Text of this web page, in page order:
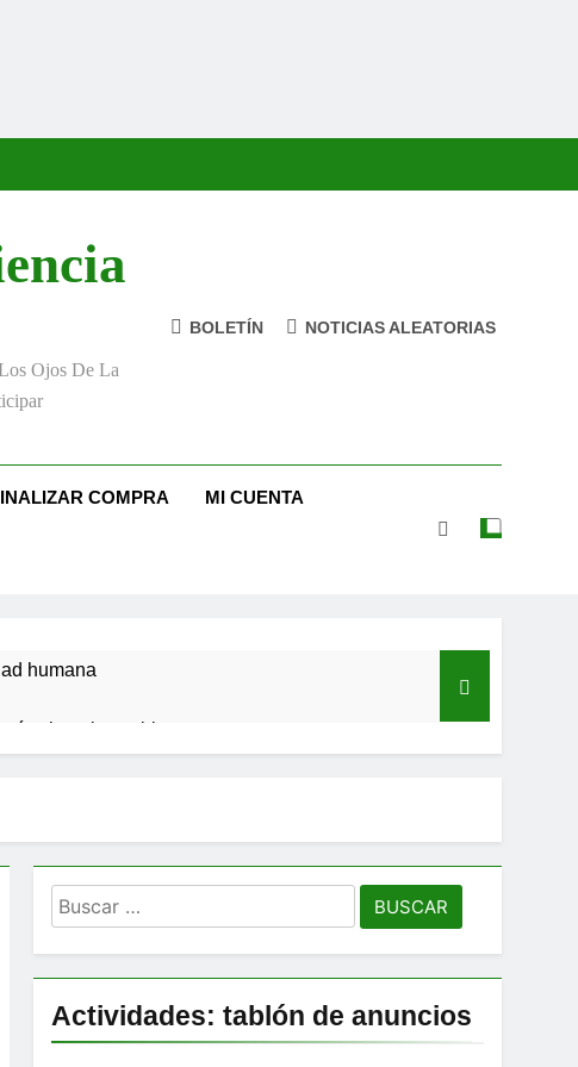
Ojos De La
BOLETÍN NOTICIAS ALEATORIAS
COMPRA MI CUENTA
humana
impulsa tu bienestar»
Buscar:
Actividades: tablón de anuncios